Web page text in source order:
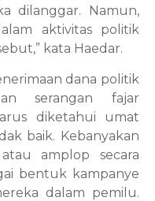
dilanggar. Namun,
aktivitas politik
kata Haedar.
dana politik
serangan fajar
diketahui umat
baik. Kebanyakan
amplop secara
bentuk kampanye
dalam pemilu.